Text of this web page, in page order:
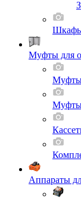
Шкафы
Муфты для
Муфты
Муфты
Аппараты